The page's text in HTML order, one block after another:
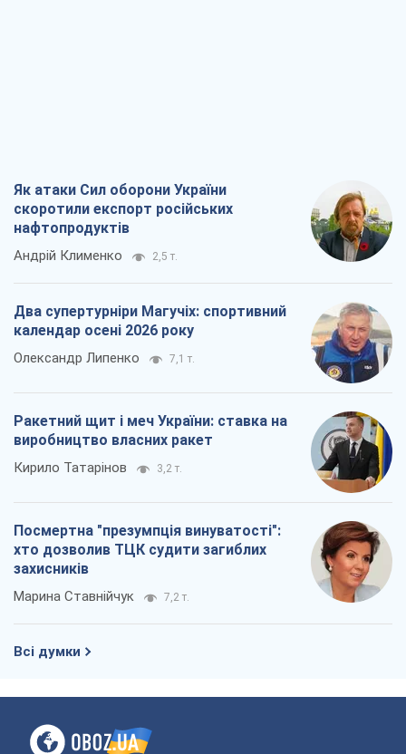
Як атаки Сил оборони України
скоротили експорт російських
нафтопродуктів
Андрій Клименко 2,5 т.
Два супертурніри Магучіх: спортивний
календар осені 2026 року
Олександр Липенко 7,1 т.
Ракетний щит і меч України: ставка на
виробництво власних ракет
Кирило Татарінов 3,2 т.
Посмертна "презумпція винуватості":
хто дозволив ТЦК судити загиблих
захисників
Марина Ставнійчук 7,2 т.
Всі думки